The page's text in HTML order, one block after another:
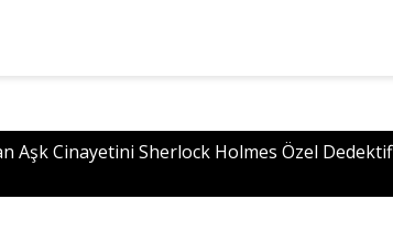
Aşk Cinayetini Sherlock Holmes Özel